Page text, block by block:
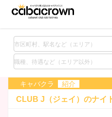
キャバクラ 紹介
CLUB J（ジェイ）のナイ